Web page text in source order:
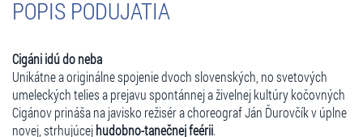
POPIS PODUJATIA
Cigáni idú do neba
Unikátne a originálne spojenie dvoch slovenských, no svetových
umeleckých telies a prejavu spontánnej a živelnej kultúry kočovných
Cigánov prináša na javisko režisér a choreograf Ján Ďurovčík v úplne
novej, strhujúcejhudobno-tanečnej feérii.